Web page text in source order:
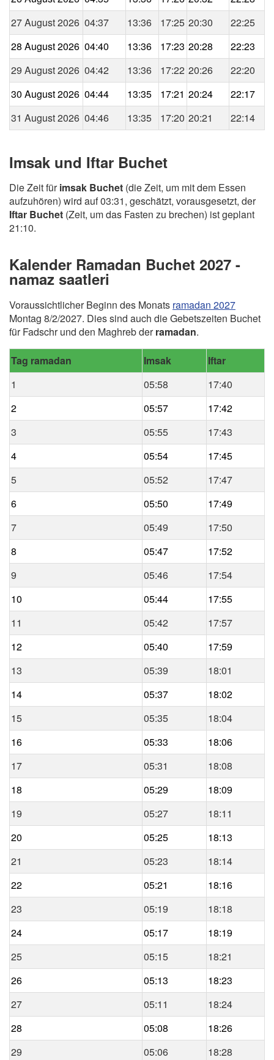
27 August 2026 04:37 13:36 17:25 20:30
22:25
28 August 2026 04:40 13:36 17:23 20:28
22:23
29 August 2026 04:42 13:36 17:22 20:26
22:20
30 August 2026 04:44 13:35 17:21 20:24
22:17
31 August 2026 04:46 13:35 17:20 20:21 22:14
Imsak und Iftar Buchet
Die Zeit fürimsak Buchet (die Zeit, um mit dem Essen
aufzuhören) wird auf 03:31, geschätzt, vorausgesetzt, der
Iftar Buchet (Zeit, um das Fasten zu brechen) ist geplant
21:10.
Kalender Ramadan Buchet 2027 -
namaz saatleri
Voraussichtlicher Beginn des Monats ramadan 2027
Montag 8/2/2027. Dies sind auch die Gebetszeiten Buchet
für Fadschr und den Maghreb derramadan.
Tag ramadan Imsak
Iftar
1
05:58
17:40
2
05:57
17:42
3
05:55
17:43
4
05:54
17:45
5
05:52
17:47
6
05:50
17:49
7
05:49
17:50
8
05:47
17:52
9
05:46
17:54
10
05:44
17:55
11
05:42
17:57
12
05:40
17:59
13
05:39
18:01
14
05:37
18:02
15
05:35
18:04
16
05:33
18:06
17
05:31
18:08
18
05:29
18:09
19
05:27
18:11
20
05:25
18:13
21
05:23
18:14
22
05:21
18:16
23
05:19
18:18
24
05:17
18:19
25
05:15
18:21
26
05:13
18:23
27
05:11
18:24
28
05:08
18:26
29
05:06
18:28